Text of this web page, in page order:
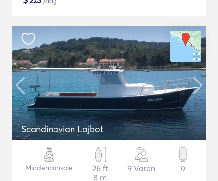
Scandinavian Lajbot
Middenconsole
26 ft
8 m
9 Varen 0